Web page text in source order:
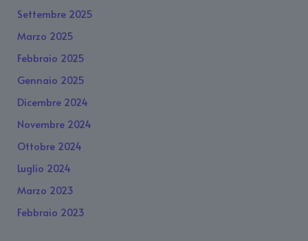
Settembre 2025
Marzo 2025
Febbraio 2025
Gennaio 2025
Dicembre 2024
Novembre 2024
Ottobre 2024
Luglio 2024
Marzo 2023
Febbraio 2023